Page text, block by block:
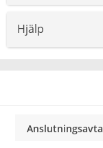
Hjälp